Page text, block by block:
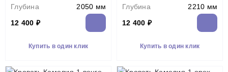
Глубина
2050 мм
12 400 ₽
Купить в один клик
Глубина
2210 мм
12 400 ₽
Купить в один клик